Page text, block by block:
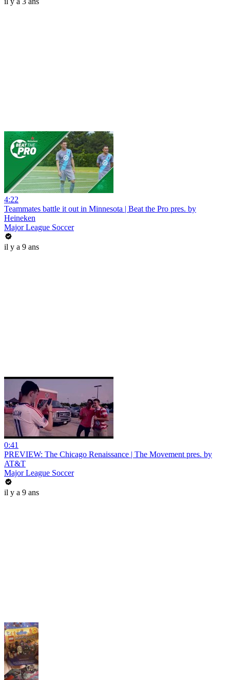
4:22
Teammates battle it out in Minnesota | Beat the Pro pres. by
Heineken
Major League Soccer
il y a 9 ans
0:41
PREVIEW: The Chicago Renaissance | The Movement pres. by
AT&T
Major League Soccer
il y a 9 ans